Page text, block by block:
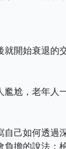
就開始衰退的
尬，老年
己如何透
擔的說法